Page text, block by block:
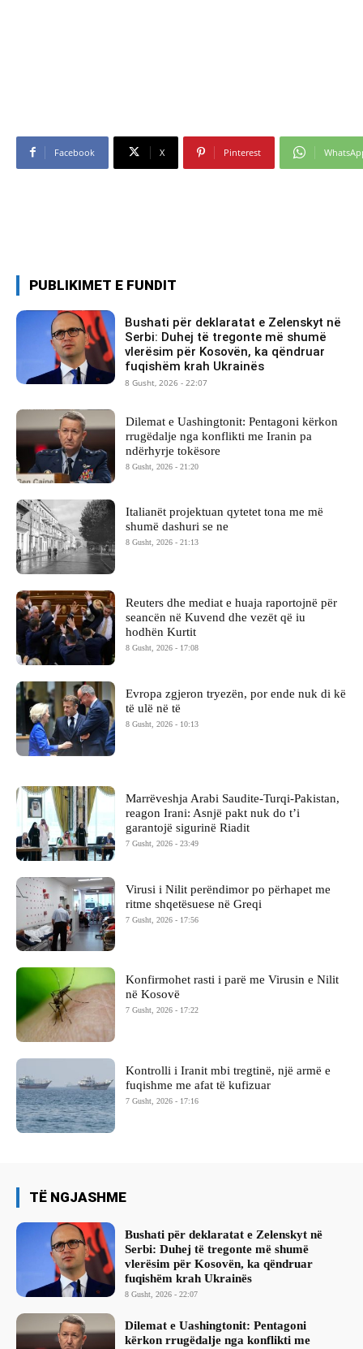
Facebook X Pinterest
PUBLIKIMET E FUNDIT
Bushati për deklaratat e Zelenskyt në
Serbi: Duhej të tregonte më shumë
vlerësim për Kosovën, ka qëndruar
fuqishëm krah Ukrainës
8 Gusht, 2026 - 22:07
Dilemat e Uashingtonit: Pentagoni kërkon
rrugëdalje nga konflikti me Iranin pa
ndërhyrje tokësore
8 Gusht, 2026 - 21:20
Italianët projektuan qytetet tona me më
shumë dashuri se ne
8 Gusht, 2026 - 21:13
Reuters dhe mediat e huaja raportojnë për
seancën në Kuvend dhe vezët që iu
hodhën Kurtit
8 Gusht, 2026 - 17:08
Evropa zgjeron tryezën, por ende nuk di kë
të ulë në të
8 Gusht, 2026 - 10:13
Marrëveshja Arabi Saudite-Turqi-Pakistan,
reagon Irani: Asnjë pakt nuk do t’i
garantojë sigurinë Riadit
7 Gusht, 2026 - 23:49
Virusi i Nilit perëndimor po përhapet me
ritme shqetësuese në Greqi
7 Gusht, 2026 - 17:56
Konfirmohet rasti i parë me Virusin e Nilit
në Kosovë
7 Gusht, 2026 - 17:22
Kontrolli i Iranit mbi tregtinë, një armë e
fuqishme me afat të kufizuar
7 Gusht, 2026 - 17:16
TË NGJASHME
Bushati për deklaratat e Zelenskyt në
Serbi: Duhej të tregonte më shumë
vlerësim për Kosovën, ka qëndruar
fuqishëm krah Ukrainës
8 Gusht, 2026 - 22:07
Dilemat e Uashingtonit: Pentagoni
kërkon rrugëdalje nga konflikti me